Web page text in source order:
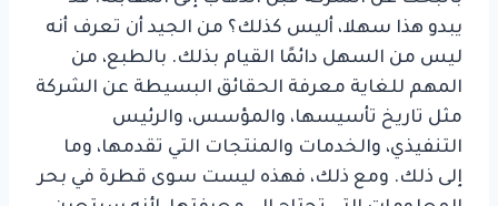
يبدو هذا سهلا، أليس كذلك؟ من الجيد أن تعرف أنه
ليس من السهل دائمًا القيام بذلك. بالطبع، من
المهم للغاية معرفة الحقائق البسيطة عن الشركة
مثل تاريخ تأسيسها، والمؤسس، والرئيس
التنفيذي، والخدمات والمنتجات التي تقدمها، وما
إلى ذلك. ومع ذلك، فهذه ليست سوى قطرة في بحر